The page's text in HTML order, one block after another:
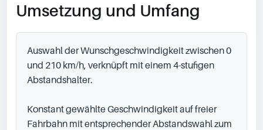
Umsetzung und Umfang
Auswahl der Wunschgeschwindigkeit zwischen 0
und 210 km/h, verknüpft mit einem 4-stufigen
Abstandshalter.
Konstant gewählte Geschwindigkeit auf freier
Fahrbahn mit entsprechender Abstandswahl zum